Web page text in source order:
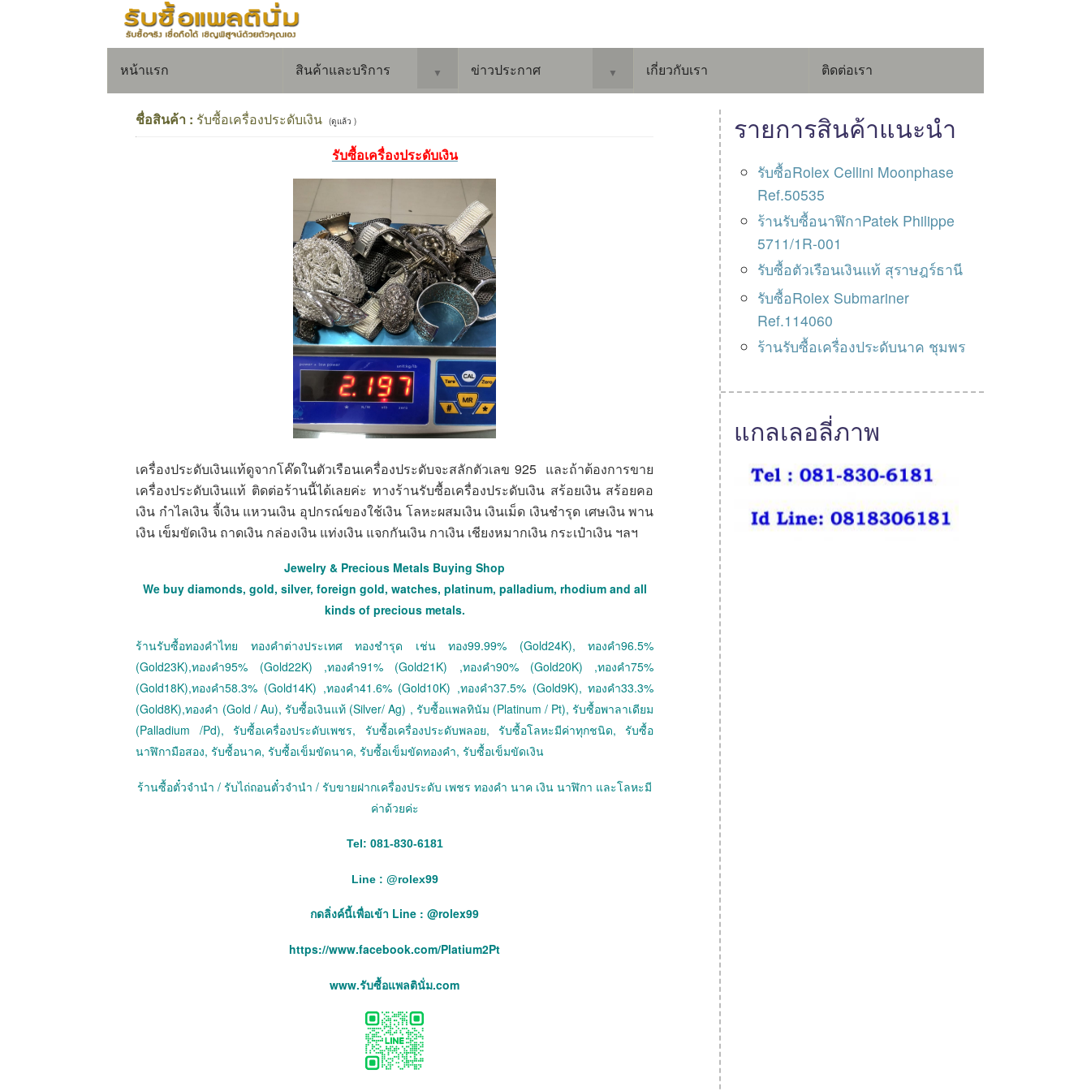
หน้าแรก สินค้าและบริการ ▼ ข่าวประกาศ ▼ เกี่ยวกับเรา ติดต่อเรา
ชื่อสินค้า : รับซื้อเครื่องประดับเงิน (ดูแล้ว )
รับซื้อเครื่องประดับเงิน
เครื่องประดับเงินแท้ดูจากโค๊ดในตัวเรือนเครื่องประดับจะสลักตัวเลข 925 และถ้าต้องการขาย
เครื่องประดับเงินแท้ ติดต่อร้านนี้ได้เลยค่ะ ทางร้านรับซื้อเครื่องประดับเงิน สร้อยเงิน สร้อยคอ
เงิน กำไลเงิน จี้เงิน แหวนเงิน อุปกรณ์ของใช้เงิน โลหะผสมเงิน เงินเม็ด เงินชำรุด เศษเงิน พาน
เงิน เข็มขัดเงิน ถาดเงิน กล่องเงิน แท่งเงิน แจกกันเงิน กาเงิน เชียงหมากเงิน กระเป๋าเงิน ฯลฯ
Jewelry & Precious Metals Buying Shop
We buy diamonds, gold, silver, foreign gold, watches, platinum, palladium, rhodium and all
kinds of precious metals.
ร้านรับซื้อทองคำไทย ทองคำต่างประเทศ ทองชำรุด เช่น ทอง99.99% (Gold24K), ทองคำ96.5%
(Gold23K),ทองคำ95% (Gold22K) ,ทองคำ91% (Gold21K) ,ทองคำ90% (Gold20K) ,ทองคำ75%
(Gold18K),ทองคำ58.3% (Gold14K) ,ทองคำ41.6% (Gold10K) ,ทองคำ37.5% (Gold9K), ทองคำ33.3%
(Gold8K),ทองคำ (Gold / Au), รับซื้อเงินแท้ (Silver/ Ag) , รับซื้อแพลทินัม (Platinum / Pt), รับซื้อพาลาเดียม
(Palladium /Pd), รับซื้อเครื่องประดับเพชร, รับซื้อเครื่องประดับพลอย, รับซื้อโลหะมีค่าทุกชนิด, รับซื้อ
นาฬิกามือสอง, รับซื้อนาค, รับซื้อเข็มขัดนาค, รับซื้อเข็มขัดทองคำ, รับซื้อเข็มขัดเงิน
ร้านซื้อตั๋วจำนำ / รับไถ่ถอนตั๋วจำนำ / รับขายฝากเครื่องประดับ เพชร ทองคำ นาค เงิน นาฬิกา และโลหะมี
ค่าด้วยค่ะ
Tel: 081-830-6181
Line : @rolex99
กดลิ่งค์นี้เพื่อเข้า Line : @rolex99
https://www.facebook.com/Platium2Pt
www.รับซื้อแพลตินั่ม.com
รายการสินค้าแนะนำ
รับซื้อRolex Cellini Moonphase
Ref.50535
ร้านรับซื้อนาฬิกาPatek Philippe
5711/1R-001
รับซื้อตัวเรือนเงินแท้ สุราษฎร์ธานี
รับซื้อRolex Submariner
Ref.114060
ร้านรับซื้อเครื่องประดับนาค ชุมพร
แกลเลอลี่ภาพ